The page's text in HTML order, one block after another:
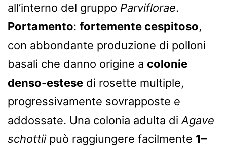
all’interno del gruppo Parviflorae.
Portamento: fortemente cespitoso,
con abbondante produzione di polloni
basali che danno origine a colonie
denso-estese di rosette multiple,
progressivamente sovrapposte e
addossate. Una colonia adulta di Agave
schottiipuò raggiungere facilmente 1–